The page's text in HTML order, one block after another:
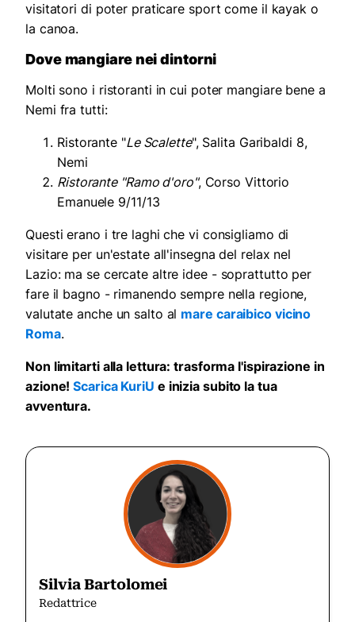
visitatori di poter praticare sport come il kayak o
la canoa.
Dove mangiare nei dintorni
Molti sono i ristoranti in cui poter mangiare bene a
Nemi fra tutti:
Ristorante "Le Scalette", Salita Garibaldi 8,
Nemi
Ristorante "Ramo d'oro", Corso Vittorio
Emanuele 9/11/13
Questi erano i tre laghi che vi consigliamo di
visitare per un'estate all'insegna del relax nel
Lazio: ma se cercate altre idee - soprattutto per
fare il bagno - rimanendo sempre nella regione,
valutate anche un salto al mare caraibico vicino
Roma.
Non limitarti alla lettura: trasforma l'ispirazione in
azione!Scarica KuriU e inizia subito la tua
avventura.
Silvia Bartolomei
Redattrice